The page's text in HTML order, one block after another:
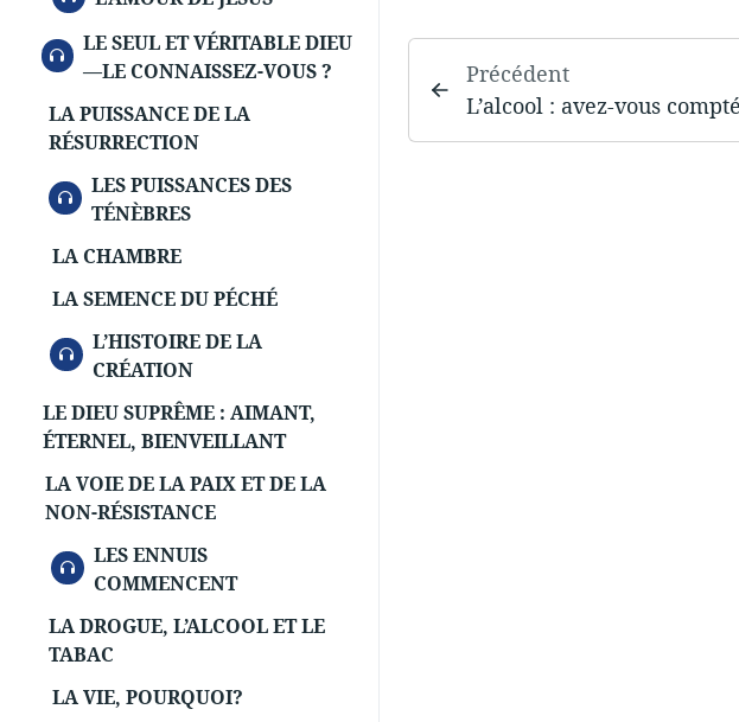
AUDIO
LE SEUL ET VÉRITABLE DIEU
—LE CONNAISSEZ-VOUS ?
LA PUISSANCE DE LA
RÉSURRECTION
AUDIO
LES PUISSANCES DES
TÉNÈBRES
LA CHAMBRE
LA SEMENCE DU PÉCHÉ
AUDIO
L’HISTOIRE DE LA
CRÉATION
LE DIEU SUPRÊME : AIMANT,
ÉTERNEL, BIENVEILLANT
LA VOIE DE LA PAIX ET DE LA
NON-RÉSISTANCE
AUDIO
LES ENNUIS
COMMENCENT
LA DROGUE, L’ALCOOL ET LE
TABAC
LA VIE, POURQUOI?
Précédent
L’alcool : avez-vous